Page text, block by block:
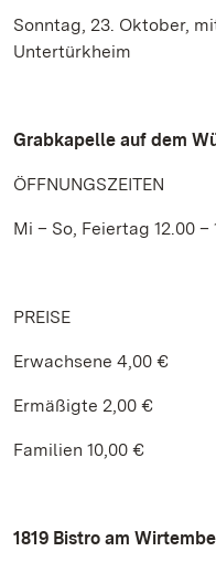
Sonntag, 23. Oktober,
Untertürkheim
Grabkapelle auf dem
ÖFFNUNGSZEITEN
Mi – So, Feiertag 12.00 –
PREISE
Erwachsene 4,00 €
Ermäßigte 2,00 €
Familien 10,00 €
1819 Bistro am